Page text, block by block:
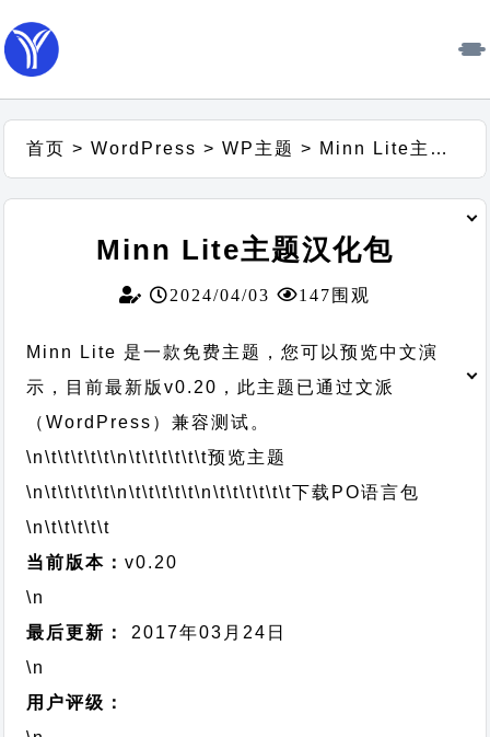
首页 >WordPress >WP主题 > Minn Lite主题汉化包
Minn Lite主题汉化包
2024/04/03 147围观
Minn Lite 是一款免费主题，您可以预览中文演
示，目前最新版v0.20，此主题已通过文派
（WordPress）兼容测试。
\n\t\t\t\t\t\n\t\t\t\t\t\t预览主题
\n\t\t\t\t\t\n\t\t\t\t\t\n\t\t\t\t\t\t下载PO语言包
\n\t\t\t\t\t
当前版本：v0.20
\n
最后更新：
2017年03月24日
\n
用户评级：